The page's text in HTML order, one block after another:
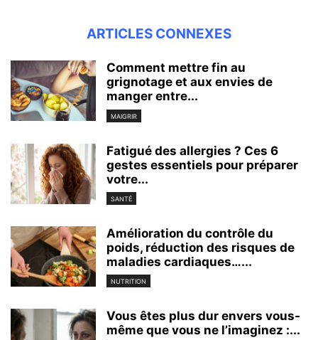
ARTICLES CONNEXES
Comment mettre fin au
grignotage et aux envies de
manger entre...
MAIGRIR
Fatigué des allergies ? Ces 6
gestes essentiels pour préparer
votre...
SANTÉ
Amélioration du contrôle du
poids, réduction des risques de
maladies cardiaques…...
NUTRITION
Vous êtes plus dur envers vous-
même que vous ne l’imaginez :...